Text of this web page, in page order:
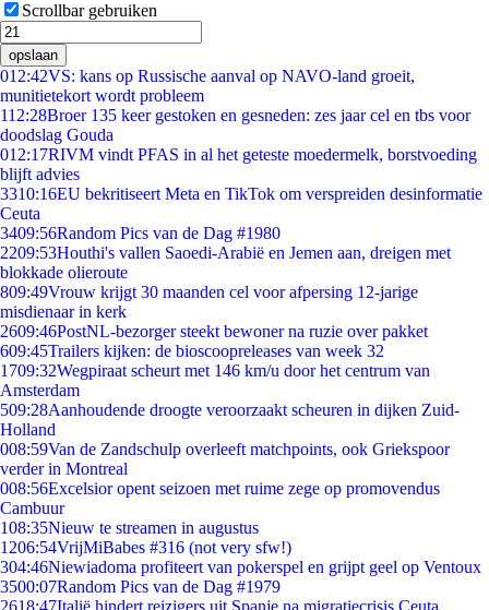
Scrollbar gebruiken
opslaan
012:42VS: kans op Russische aanval op NAVO-land groeit,
munitietekort wordt probleem
112:28Broer 135 keer gestoken en gesneden: zes jaar cel en tbs voor
doodslag Gouda
012:17RIVM vindt PFAS in al het geteste moedermelk, borstvoeding
blijft advies
3310:16EU bekritiseert Meta en TikTok om verspreiden desinformatie
Ceuta
3409:56Random Pics van de Dag #1980
2209:53Houthi's vallen Saoedi-Arabië en Jemen aan, dreigen met
blokkade olieroute
809:49Vrouw krijgt 30 maanden cel voor afpersing 12-jarige
misdienaar in kerk
2609:46PostNL-bezorger steekt bewoner na ruzie over pakket
609:45Trailers kijken: de bioscoopreleases van week 32
1709:32Wegpiraat scheurt met 146 km/u door het centrum van
Amsterdam
509:28Aanhoudende droogte veroorzaakt scheuren in dijken Zuid-
Holland
008:59Van de Zandschulp overleeft matchpoints, ook Griekspoor
verder in Montreal
008:56Excelsior opent seizoen met ruime zege op promovendus
Cambuur
108:35Nieuw te streamen in augustus
1206:54VrijMiBabes #316 (not very sfw!)
304:46Niewiadoma profiteert van pokerspel en grijpt geel op Ventoux
3500:07Random Pics van de Dag #1979
2618:47Italië hindert reizigers uit Spanje na migratiecrisis Ceuta